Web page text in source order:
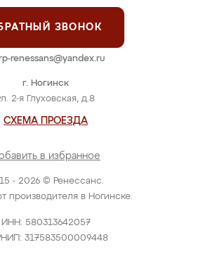
- 2026 © Ренессанс.
производителя в Ногинске.
ИНН: 580313642057
317583500009448
г. Ногинск
2-я Глуховская, д.8
СХЕМА ПРОЕЗДА
в избранное
ЗВОНОК
renessans@yandex.ru